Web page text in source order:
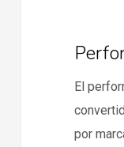
El
por